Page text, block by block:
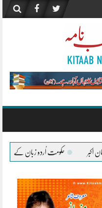
کے فروغ کے لیے ہر ممکن تعاون جاری